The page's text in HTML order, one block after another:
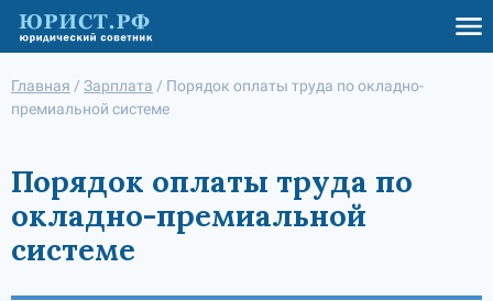
Главная / Зарплата / Порядок оплаты труда по окладно-
премиальной системе
Порядок оплаты труда по
окладно-премиальной
системе